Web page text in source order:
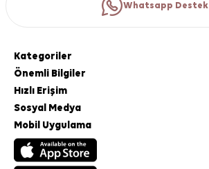
Whatsapp Destek
Kategoriler
Önemli Bilgiler
Hızlı Erişim
Sosyal Medya
Mobil Uygulama